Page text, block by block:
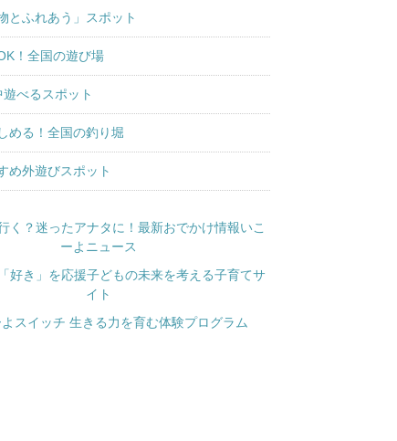
とふれあう」スポット
！全国の遊び場
べるスポット
める！全国の釣り堀
め外遊びスポット